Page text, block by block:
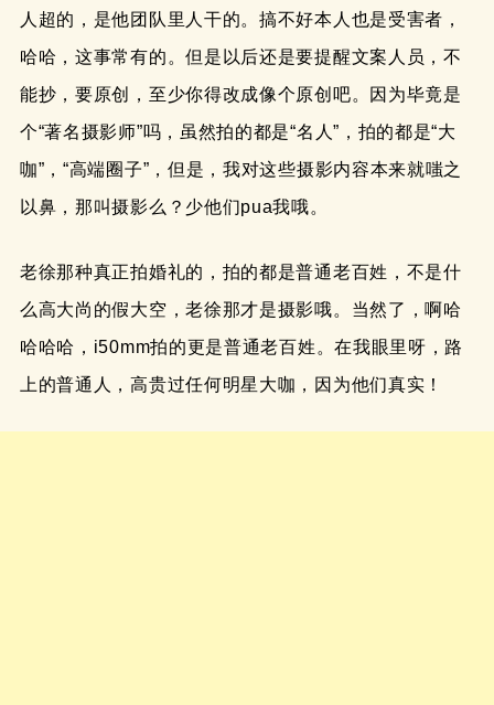
人超的，是他团队里人干的。搞不好本人也是受害者，
哈哈，这事常有的。但是以后还是要提醒文案人员，不
能抄，要原创，至少你得改成像个原创吧。因为毕竟是
个“著名摄影师”吗，虽然拍的都是“名人”，拍的都是“大
咖”，“高端圈子”，但是，我对这些摄影内容本来就嗤之
以鼻，那叫摄影么？少他们pua我哦。
老徐那种真正拍婚礼的，拍的都是普通老百姓，不是什
么高大尚的假大空，老徐那才是摄影哦。当然了，啊哈
哈哈哈，i50mm拍的更是普通老百姓。在我眼里呀，路
上的普通人，高贵过任何明星大咖，因为他们真实！